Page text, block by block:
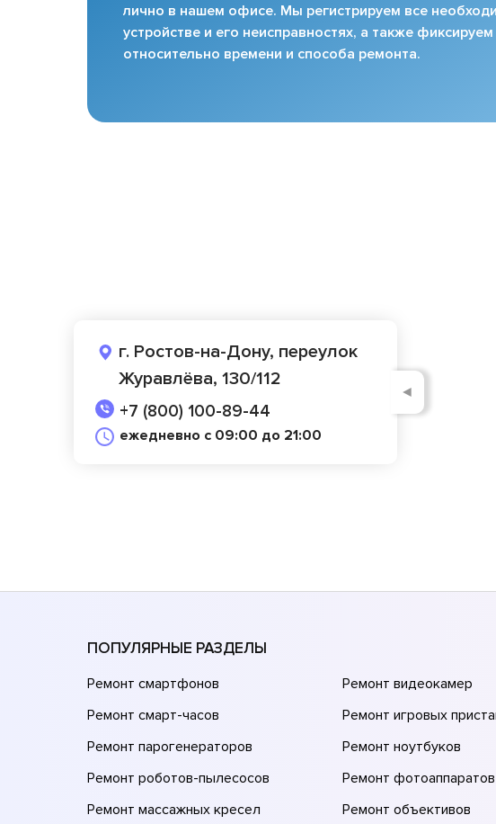
лично в нашем офисе. Мы регистрируем все
устройстве и его неисправностях, а также
относительно времени и способа ремонта.
г. Ростов-на-Дону, переулок
Журавлёва, 130/112
+7 (800) 100-89-44
ежедневно с 09:00 до 21:00
◄
ПОПУЛЯРНЫЕ РАЗДЕЛЫ
Ремонт смартфонов
Ремонт смарт-часов
Ремонт парогенераторов
Ремонт роботов-пылесосов
Ремонт массажных кресел
Ремонт видеокамер
Ремонт игровых
Ремонт ноутбуков
Ремонт фотоаппаратов
Ремонт объективов